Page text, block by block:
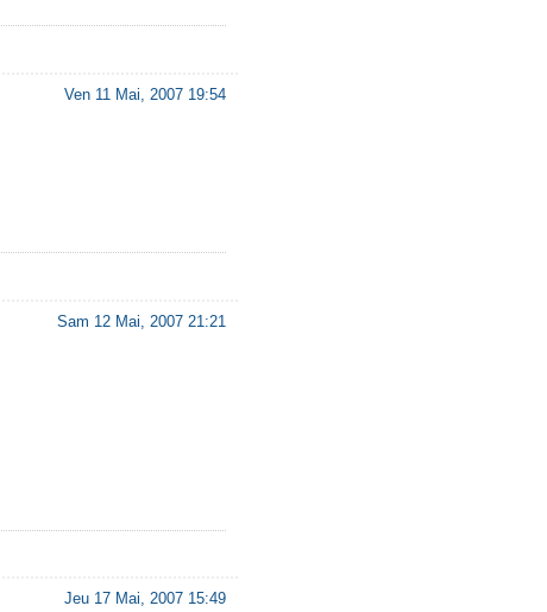
Ven 11 Mai, 2007 19:54
Sam 12 Mai, 2007 21:21
Jeu 17 Mai, 2007 15:49